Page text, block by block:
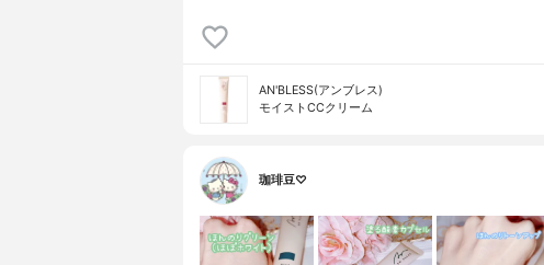
AN'BLESS(アンブレス)
モイストCCクリーム
珈琲豆♡